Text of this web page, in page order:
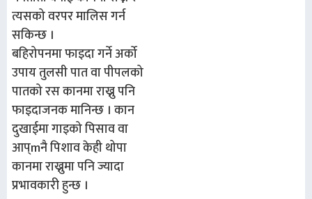
त्यसको वरपर मालिस गर्न
सकिन्छ ।
बहिरोपनमा फाइदा गर्ने अर्को
उपाय तुलसी पात वा पीपलको
पातको रस कानमा राख्नु पनि
फाइदाजनक मानिन्छ । कान
दुखाईमा गाइको पिसाव वा
आप्mनै पिशाव केही थोपा
कानमा राख्नुमा पनि ज्यादा
प्रभावकारी हुन्छ ।